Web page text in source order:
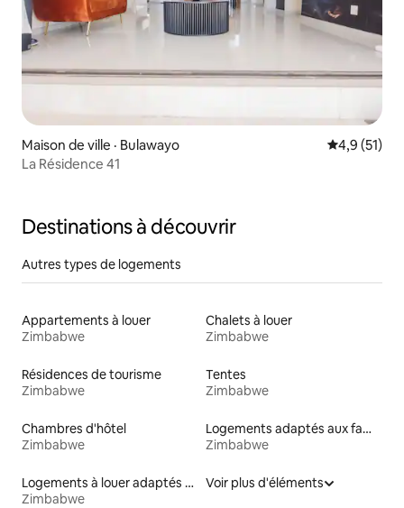
Maison de ville · Bulawayo Note
4,9 (51)
La Résidence 41
Destinations à découvrir
Autres types de logements
Appartements à louer
Zimbabwe
Chalets à louer
Zimbabwe
Résidences de tourisme
Zimbabwe
Tentes
Zimbabwe
Chambres d'hôtel
Zimbabwe
Logements adaptés aux familles à louer
Zimbabwe
Logements à louer adaptés aux animaux
Zimbabwe
Voir plus d'éléments